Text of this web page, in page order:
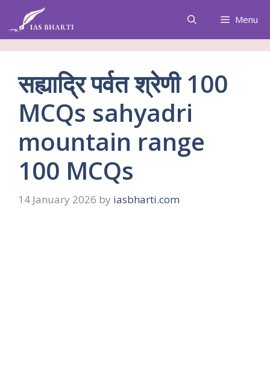
content
Menu
सह्याद्रि पर्वत श्रेणी 100
MCQs sahyadri
mountain range
100 MCQs
14 January 2026 by iasbharti.com